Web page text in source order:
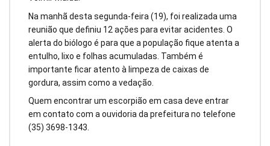
Na manhã desta segunda-feira (19), foi realizada uma
reunião que definiu 12 ações para evitar acidentes. O
alerta do biólogo é para que a população fique atenta a
entulho, lixo e folhas acumuladas. Também é
importante ficar atento à limpeza de caixas de
gordura, assim como a vedação.
Quem encontrar um escorpião em casa deve entrar
em contato com a ouvidoria da prefeitura no telefone
(35) 3698-1343.